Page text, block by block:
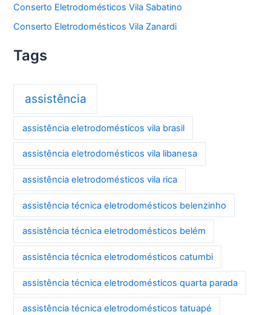
Conserto Eletrodomésticos Vila Sabatino
Conserto Eletrodomésticos Vila Zanardi
Tags
assistência
assistência eletrodomésticos vila brasil
assistência eletrodomésticos vila libanesa
assistência eletrodomésticos vila rica
assistência técnica eletrodomésticos belenzinho
assistência técnica eletrodomésticos belém
assistência técnica eletrodomésticos catumbi
assistência técnica eletrodomésticos quarta parada
assistência técnica eletrodomésticos tatuapé